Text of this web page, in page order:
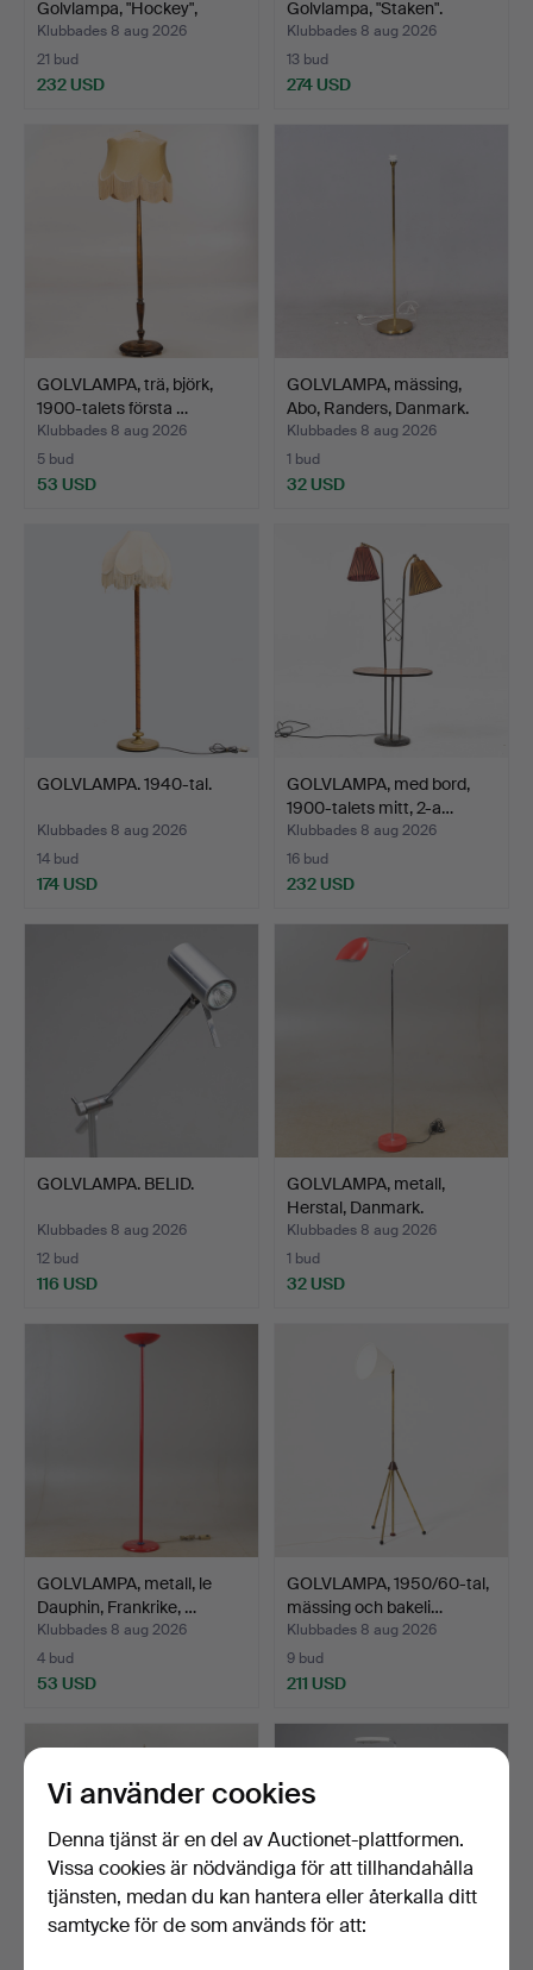
Golvlampa, "Hockey",
Atelje…
Klubbades 8 aug 2026
21 bud
232 USD
Golvlampa, "Staken".
Klubbades 8 aug 2026
13 bud
274 USD
GOLVLAMPA, trä, björk,
1900-talets första …
Klubbades 8 aug 2026
5 bud
53 USD
GOLVLAMPA, mässing,
Abo, Randers, Danmark.
Klubbades 8 aug 2026
1 bud
32 USD
GOLVLAMPA. 1940-tal.
Klubbades 8 aug 2026
14 bud
174 USD
GOLVLAMPA, med bord,
1900-talets mitt, 2-a…
Klubbades 8 aug 2026
16 bud
232 USD
GOLVLAMPA. BELID.
Klubbades 8 aug 2026
12 bud
116 USD
GOLVLAMPA, metall,
Herstal, Danmark.
Klubbades 8 aug 2026
1 bud
32 USD
GOLVLAMPA, metall, le
Dauphin, Frankrike, …
Klubbades 8 aug 2026
4 bud
53 USD
GOLVLAMPA, 1950/60-tal,
mässing och bakeli…
Klubbades 8 aug 2026
9 bud
211 USD
Vi använder cookies
Denna tjänst är en del av Auctionet-plattformen.
Vissa cookies är nödvändiga för att tillhandahålla
tjänsten, medan du kan hantera eller återkalla ditt
samtycke för de som används för att: